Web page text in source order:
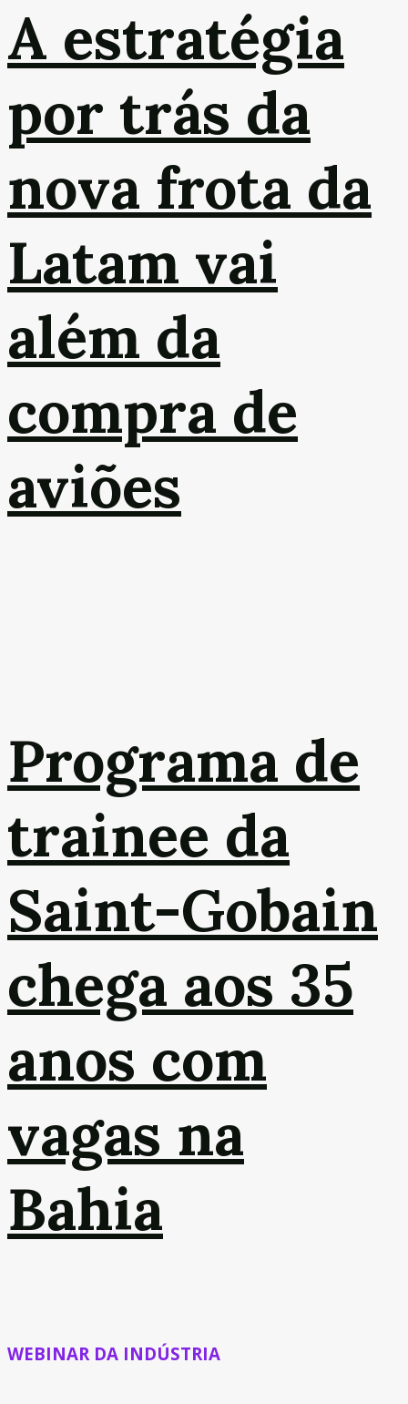
A estratégia
por trás da
nova frota da
Latam vai
além da
compra de
aviões
Programa de
trainee da
Saint-Gobain
chega aos 35
anos com
vagas na
Bahia
WEBINAR DA INDÚSTRIA